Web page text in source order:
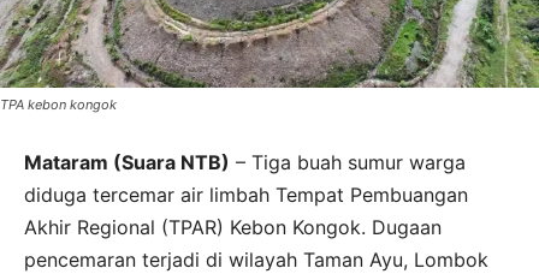
TPA kebon kongok
Mataram (Suara NTB) – Tiga buah sumur warga
diduga tercemar air limbah Tempat Pembuangan
Akhir Regional (TPAR) Kebon Kongok. Dugaan
pencemaran terjadi di wilayah Taman Ayu, Lombok